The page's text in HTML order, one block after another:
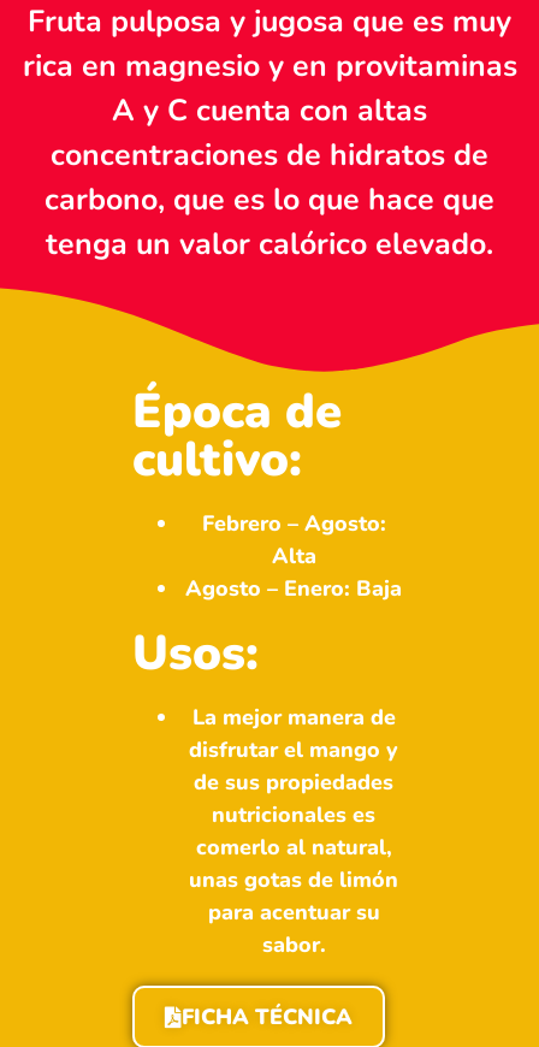
Fruta pulposa y jugosa que es muy
rica en magnesio y en provitaminas
A y C cuenta con altas
concentraciones de hidratos de
carbono, que es lo que hace que
tenga un valor calórico elevado.
Época de
cultivo:
Febrero – Agosto:
Alta
Agosto – Enero: Baja
Usos:
La mejor manera de
disfrutar el mango y
de sus propiedades
nutricionales es
comerlo al natural,
unas gotas de limón
para acentuar su
sabor.
FICHA TÉCNICA